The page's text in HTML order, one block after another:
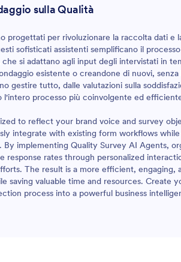
sulla Qualità
progettati per rivoluzionare la raccolta dati e
sofisticati assistenti semplificano il
si adattano agli input degli intervistati in
esistente o creandone di nuovi,
gestire tutto, dalle valutazioni sulla
processo più coinvolgente ed
to reflect your brand voice and survey
integrate with existing form workflows
implementing Quality Survey AI Agents,
rates through personalized
The result is a more efficient, engaging,
saving valuable time and resources. Create
process into a powerful business